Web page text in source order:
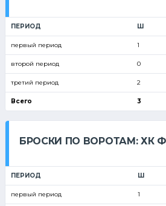
ПЕРИОД Ш
первый период 1
второй период 0
третий период 2
Всего 3
БРОСКИ ПО ВОРОТАМ: ХК
ПЕРИОД Ш
первый период 1